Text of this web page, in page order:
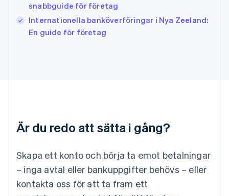
snabbguide för företag
Internationella banköverföringar i Nya Zeeland:
En guide för företag
Är du redo att sätta i gång?
Skapa ett konto och börja ta emot betalningar
– inga avtal eller bankuppgifter behövs – eller
kontakta oss för att ta fram ett
EnglishFrançais
Kroatien
EnglishItaliano
Malaysia
English
Mexiko
Nederländerna